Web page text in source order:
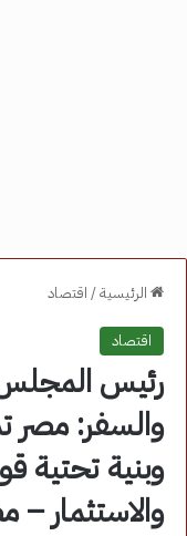
الرئيسية/ اقتصاد
اقتصاد
رئيس
والسفر: مصر
وبنية تحتية
والاستثمار –